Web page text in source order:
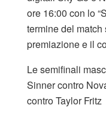
ore 16:00 con lo
termine del
premiazione e il
Le semifinali
Sinner contro
contro Taylor Fritz